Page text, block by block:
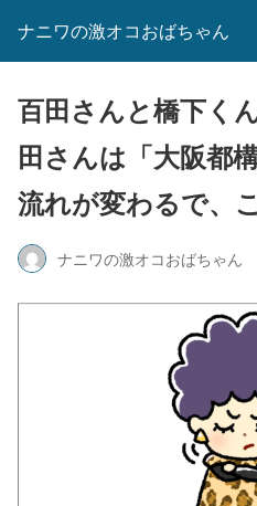
ナニワの激オコおばちゃん
百田さんと橋下く
田さんは「大阪都
流れが変わるで、こ
ナニワの激オコおばちゃん